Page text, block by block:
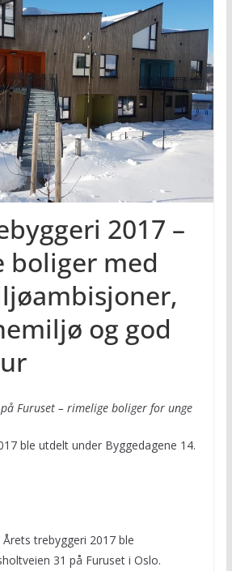
2017 –
boliger med
og god
Furuset – rimelige boliger for unge
ble utdelt under Byggedagene 14.
trebyggeri 2017 ble
31 på Furuset i Oslo.